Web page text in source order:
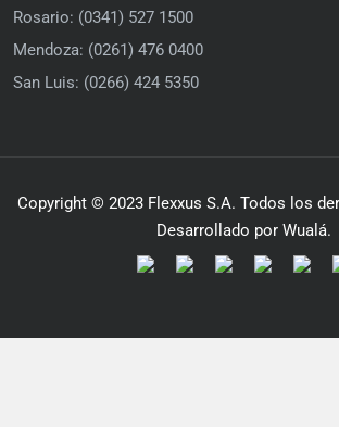
Rosario: (0341) 527 1500
Mendoza: (0261) 476 0400
San Luis: (0266) 424 5350
Copyright © 2023 Flexxus S.A. Todos los
Desarrollado por Wualá.